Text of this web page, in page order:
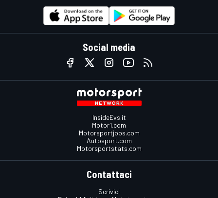
Social media
InsideEvs.it
Motor1.com
Motorsportjobs.com
Autosport.com
Motorsportstats.com
Contattaci
Scrivici